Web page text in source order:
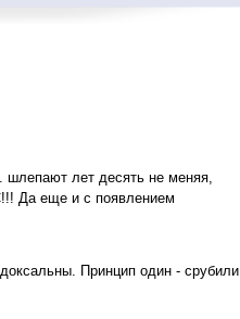
лет десять не меняя,
Да еще и с появлением
Принцип один - срубили